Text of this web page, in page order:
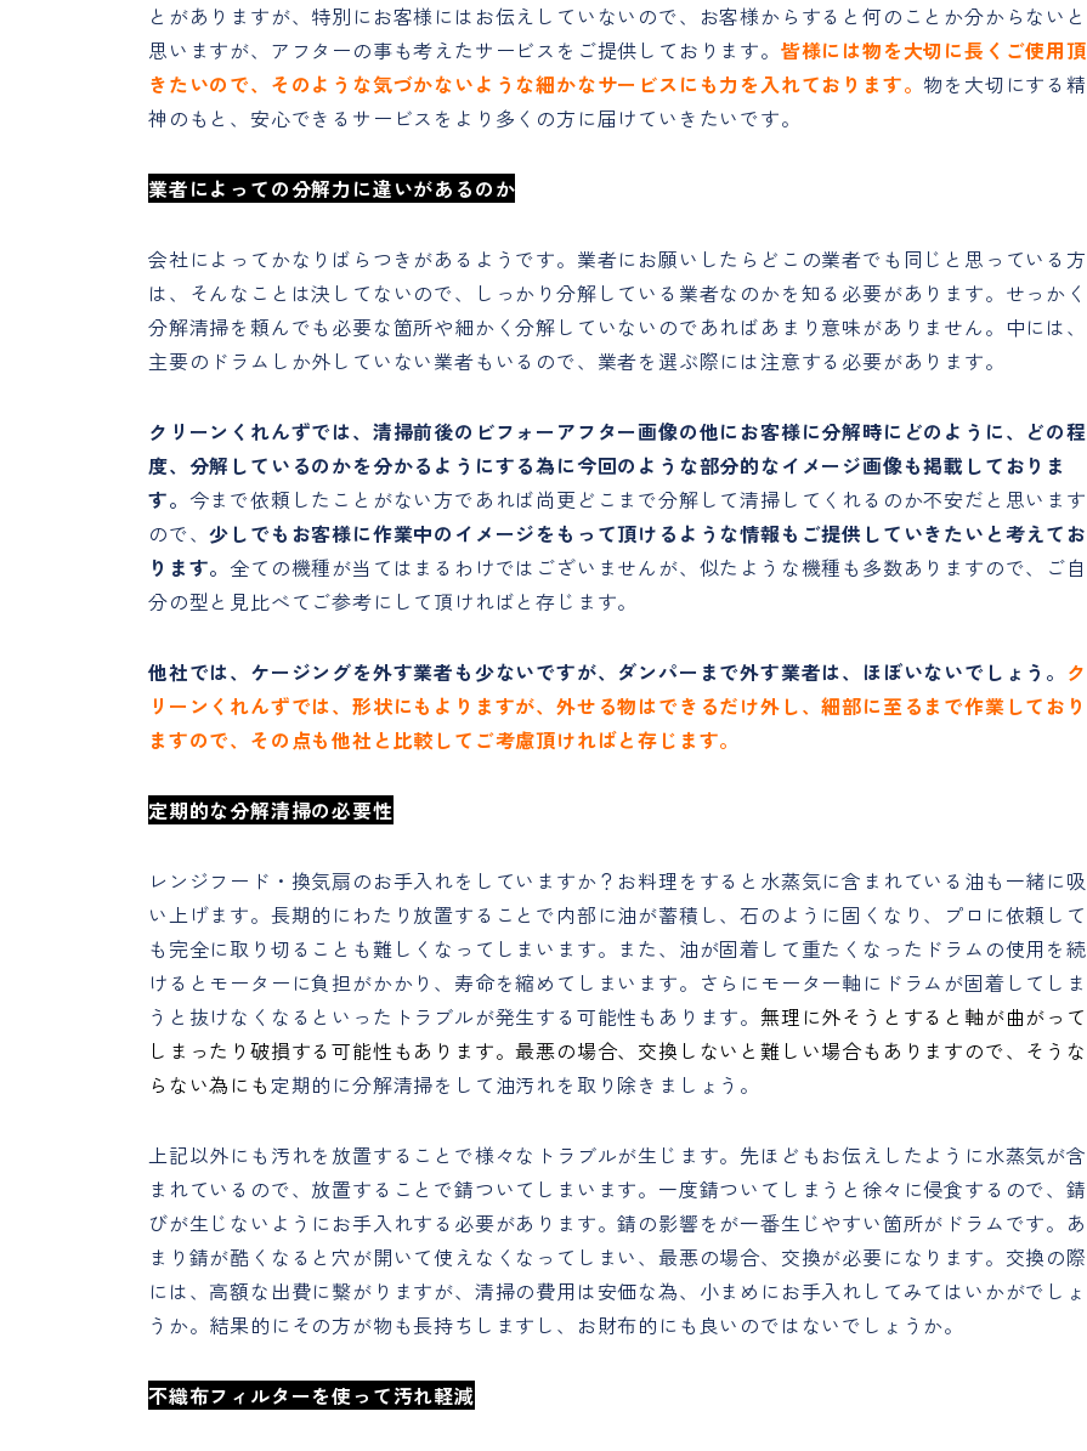
とがありますが、特別にお客様にはお伝えしていないので、お客様からすると何のことか分からないと
思いますが、アフターの事も考えたサービスをご提供しております。 皆様には物を大切に長くご使用頂
きたいので、そのような気づかないような細かなサービスにも力を入れております。 物を大切にする精
神のもと、安心できるサービスをより多くの方に届けていきたいです。
業者によっての分解力に違いがあるのか
会社によってかなりばらつきがあるようです。業者にお願いしたらどこの業者でも同じと思っている方
は、そんなことは決してないので、しっかり分解している業者なのかを知る必要があります。せっかく
分解清掃を頼んでも必要な箇所や細かく分解していないのであればあまり意味がありません。中には、
主要のドラムしか外していない業者もいるので、業者を選ぶ際には注意する必要があります。
クリーンくれんずでは、清掃前後のビフォーアフター画像の他にお客様に分解時にどのように、どの程
度、分解しているのかを分かるようにする為に今回のような部分的なイメージ画像も掲載しておりま
す。 今まで依頼したことがない方であれば尚更どこまで分解して清掃してくれるのか不安だと思います
ので、少しでもお客様に作業中のイメージをもって頂けるような情報もご提供していきたいと考えてお
ります。 全ての機種が当てはまるわけではございませんが、似たような機種も多数ありますので、ご自
分の型と見比べてご参考にして頂ければと存じます。
他社では、ケージングを外す業者も少ないですが、ダンパーまで外す業者は、ほぼいないでしょう。 ク
リーンくれんずでは、形状にもよりますが、外せる物はできるだけ外し、細部に至るまで作業しており
ますので、その点も他社と比較してご考慮頂ければと存じます。
定期的な分解清掃の必要性
レンジフード・換気扇のお手入れをしていますか？お料理をすると水蒸気に含まれている油も一緒に吸
い上げます。長期的にわたり放置することで内部に油が蓄積し、石のように固くなり、プロに依頼して
も完全に取り切ることも難しくなってしまいます。また、油が固着して重たくなったドラムの使用を続
けるとモーターに負担がかかり、寿命を縮めてしまいます。さらにモーター軸にドラムが固着してしま
うと抜けなくなるといったトラブルが発生する可能性もあります。 無理に外そうとすると軸が曲がって
しまったり破損する可能性もあります。最悪の場合、交換しないと難しい場合もありますので、そうな
らない為にも定期的に分解清掃をして油汚れを取り除きましょう。
上記以外にも汚れを放置することで様々なトラブルが生じます。先ほどもお伝えしたように水蒸気が含
まれているので、放置することで錆ついてしまいます。一度錆ついてしまうと徐々に侵食するので、錆
びが生じないようにお手入れする必要があります。錆の影響をが一番生じやすい箇所がドラムです。あ
まり錆が酷くなると穴が開いて使えなくなってしまい、最悪の場合、交換が必要になります。交換の際
には、高額な出費に繋がりますが、清掃の費用は安価な為、小まめにお手入れしてみてはいかがでしょ
うか。結果的にその方が物も長持ちしますし、お財布的にも良いのではないでしょうか。
不織布フィルターを使って汚れ軽減